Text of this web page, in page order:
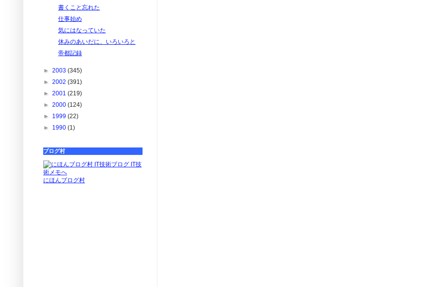
書くこと忘れた
仕事始め
気にはなっていた
休みのあいだに、いろいろと
帝都記録
► 2003 (345)
► 2002 (391)
► 2001 (219)
► 2000 (124)
► 1999 (22)
► 1990 (1)
ブログ村
にほんブログ村